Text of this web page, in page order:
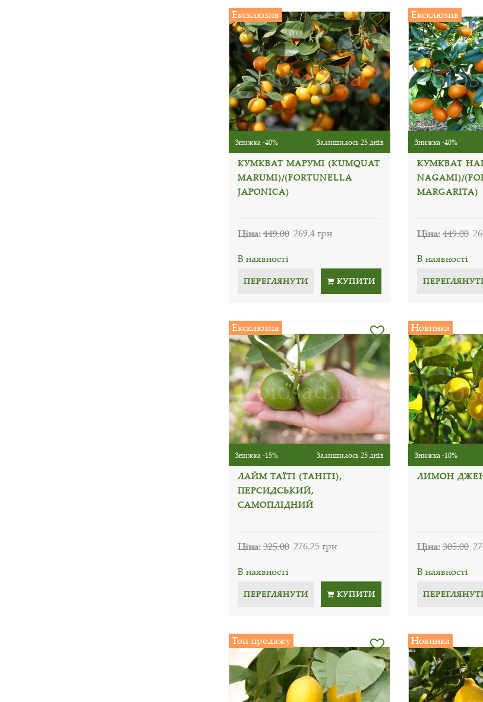
Ексклюзив
Знижка -40% Залишилось 25 днів
КУМКВАТ МАРУМІ (KUMQUAT
MARUMI)/(FORTUNELLA
JAPONICA)
Ціна:449.00 269.4 грн
В наявності
ПЕРЕГЛЯНУТИ КУПИТИ
Ексклюзив
Знижка -40%
КУМКВАТ
NAGAMI)/
MARGARITA)
Ціна:449.00
В наявності
Ексклюзив
Знижка -15% Залишилось 25 днів
ЛАЙМ ТАЇТІ (TAHITI),
ПЕРСИДСЬКИЙ,
САМОПЛІДНИЙ
Ціна:325.00 276.25 грн
В наявності
ПЕРЕГЛЯНУТИ КУПИТИ
Новинка
Знижка -10%
ЛИМОН
Ціна:305.00
В наявності
Топ продажу Новинка